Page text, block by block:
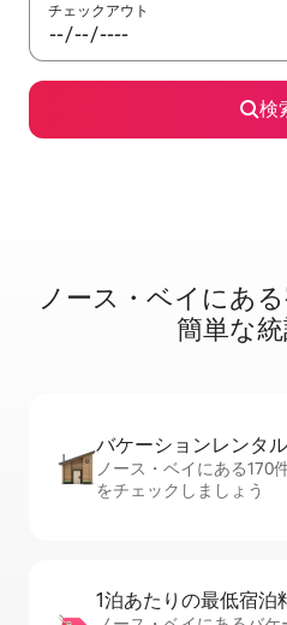
チェックアウト
検
ノース・ベイに⁠あ⁠
簡⁠単⁠な
バケーションレ⁠ン⁠タ⁠
ノース・ベイにある170
をチェックしましょう
1泊あたりの最⁠低⁠宿⁠泊⁠